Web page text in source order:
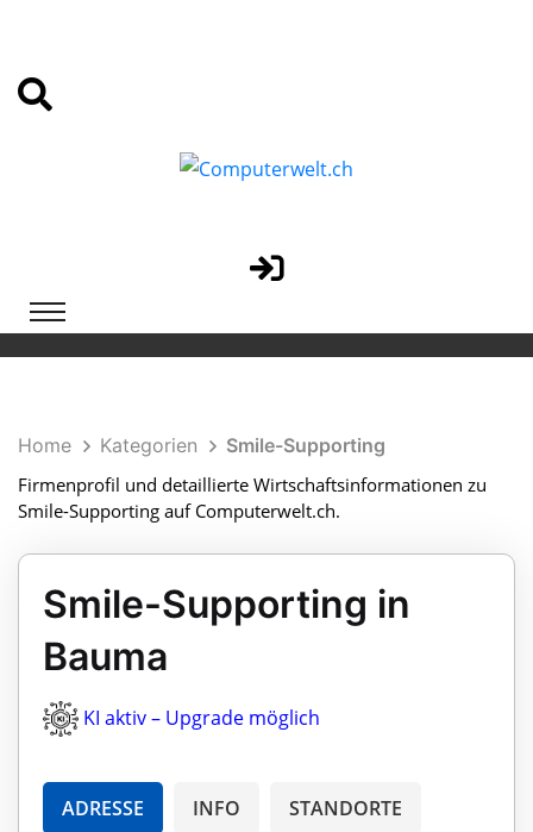
Home Kategorien
Smile-Supporting
Firmenprofil und detaillierte Wirtschaftsinformationen zu
Smile-Supporting auf Computerwelt.ch.
Smile-Supporting in
Bauma
KI aktiv – Upgrade möglich
ADRESSE INFO STANDORTE